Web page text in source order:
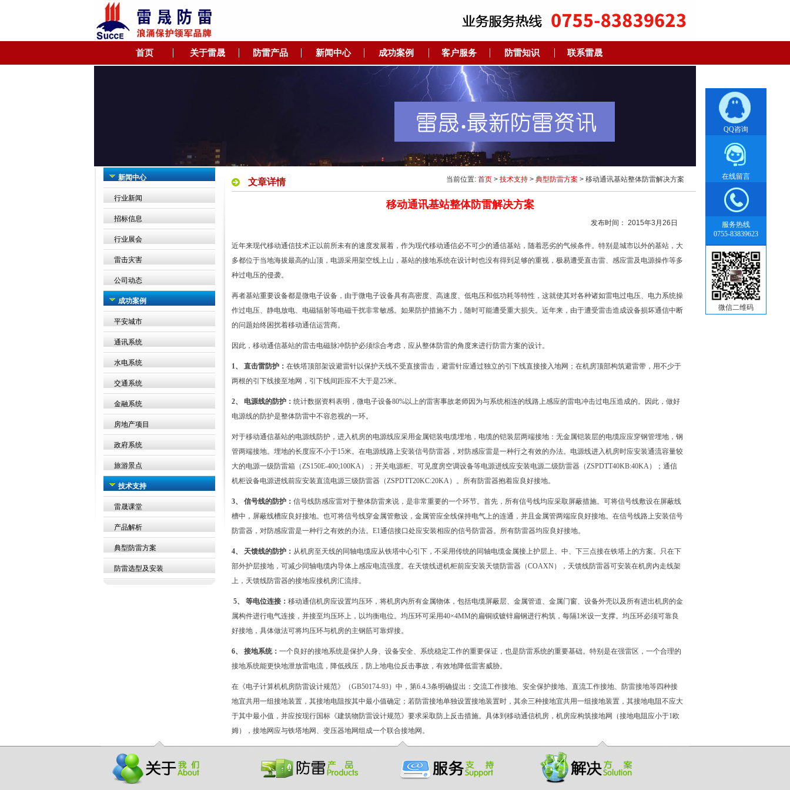
QQ咨询
在线留言
服务热线
0755-83839623
微信二维码
首页 关于雷晟 防雷产品 新闻中心 成功案例 客户服务 防雷知识 联系雷晟
新闻中心
行业新闻
招标信息
行业展会
雷击灾害
公司动态
成功案例
平安城市
通讯系统
水电系统
交通系统
金融系统
房地产项目
政府系统
旅游景点
技术支持
雷晟课堂
产品解析
典型防雷方案
防雷选型及安装
文章详情 当前位置: 首页 > 技术支持 > 典型防雷方案 > 移动通讯基站整体防雷解决方案
移动通讯基站整体防雷解决方案
发布时间： 2015年3月26日
近年来现代移动通信技术正以前所未有的速度发展着，作为现代移动通信必不可少的通信基站，随着恶劣的气候条件。特别是城市以外的基站，大
多都位于当地海拔最高的山顶，电源采用架空线上山，基站的接地系统在设计时也没有得到足够的重视，极易遭受直击雷、感应雷及电源操作等多
种过电压的侵袭。
再者基站重要设备都是微电子设备，由于微电子设备具有高密度、高速度、低电压和低功耗等特性，这就使其对各种诸如雷电过电压、电力系统操
作过电压、静电放电、电磁辐射等电磁干扰非常敏感。如果防护措施不力，随时可能遭受重大损失。近年来，由于遭受雷击造成设备损坏通信中断
的问题始终困扰着移动通信运营商。
因此，移动通信基站的雷击电磁脉冲防护必须综合考虑，应从整体防雷的角度来进行防雷方案的设计。
1、 直击雷防护： 在铁塔顶部架设避雷针以保护天线不受直接雷击，避雷针应通过独立的引下线直接接入地网；在机房顶部构筑避雷带，用不少于
两根的引下线接至地网，引下线间距应不大于是25米。
2、 电源线的防护： 统计数据资料表明，微电子设备80%以上的雷害事故老师因为与系统相连的线路上感应的雷电冲击过电压造成的。因此，做好
电源线的防护是整体防雷中不容忽视的一环。
对于移动通信基站的电源线防护，进入机房的电源线应采用金属铠装电缆埋地，电缆的铠装层两端接地：无金属铠装层的电缆应应穿钢管埋地，钢
管两端接地。埋地的长度应不小于15米。在电源线路上安装信号防雷器，对防感应雷是一种行之有效的办法。电源线进入机房时应安装通流容量较
大的电源一级防雷箱（ZS150E-400;100KA）；开关电源柜、可见度房空调设备等电源进线应安装电源二级防雷器（ZSPDTT40KB:40KA）；通信
机柜设备电源进线前应安装直流电源三级防雷器（ZSPDTT20KC:20KA）。所有防雷器抱着应良好接地。
3、 信号线的防护： 信号线防感应雷对于整体防雷来说，是非常重要的一个环节。首先，所有信号线均应采取屏蔽措施。可将信号线敷设在屏蔽线
槽中，屏蔽线槽应良好接地。也可将信号线穿金属管敷设，金属管应全线保持电气上的连通，并且金属管两端应良好接地。在信号线路上安装信号
防雷器，对防感应雷是一种行之有效的办法。 E1通信接口处应安装相应的信号防雷器。所有防雷器均应良好接地。
4、 天馈线的防护： 从机房至天线的同轴电缆应从铁塔中心引下，不采用传统的同轴电缆金属接上护层上、中、下三点接在铁塔上的方案。只在下
部外护层接地，可减少同轴电缆内导体上感应电流强度。在天馈线进机柜前应安装天馈防雷器（COAXN），天馈线防雷器可安装在机房内走线架
上，天馈线防雷器的接地应接机房汇流排。
5、 等电位连接： 移动通信机房应设置均压环，将机房内所有金属物体，包括电缆屏蔽层、金属管道、金属门窗、设备外壳以及所有进出机房的金
属构件进行电气连接，并接至均压环上，以均衡电位。均压环可采用40×4MM的扁铜或镀锌扁钢进行构筑，每隔1米设一支撑。均压环必须可靠良
好接地，具体做法可将均压环与机房的主钢筋可靠焊接。
6、 接地系统： 一个良好的接地系统是保护人身、设备安全、系统稳定工作的重要保证，也是防雷系统的重要基础。特别是在强雷区，一个合理的
接地系统能更快地泄放雷电流，降低残压，防上地电位反击事故，有效地降低雷害威胁。
在《电子计算机机房防雷设计规范》（GB50174-93）中，第6.4.3条明确提出：交流工作接地、安全保护接地、直流工作接地、防雷接地等四种接
地宜共用一组接地装置，其接地电阻按其中最小值确定；若防雷接地单独设置接地装置时，其余三种接地宜共用一组接地装置，其接地电阻不应大
于其中最小值，并应按现行国标《建筑物防雷设计规范》要求采取防上反击措施。具体到移动通信机房，机房应构筑接地网（接地电阻应小于1欧
姆），接地网应与铁塔地网、变压器地网组成一个联合接地网。